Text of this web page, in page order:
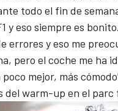
todo el fin de
y eso siempre es
errores y eso me
pero el coche me ha
mejor, más
del warm-up en el parc